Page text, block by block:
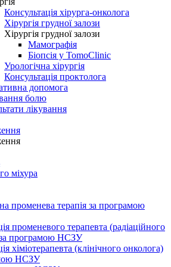
Консультація хірурга-онколога
Хірургія грудної залози
Хірургія грудної залози
Мамографія
Біопсія у TomoClinic
Урологічна хірургія
Консультація проктолога
допомога
болю
лікування
міхура
променева терапія за програмою
променевого терапевта (радіаційного
програмою НСЗУ
хіміотерапевта (клінічного онколога)
НСЗУ